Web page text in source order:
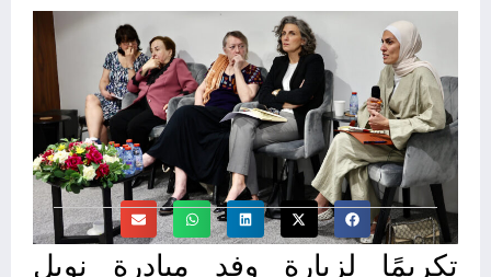
تكريمًا لزيارة وفد مبادرة نوبل